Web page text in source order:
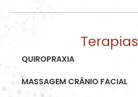
Terapias
QUIROPRAXIA
MASSAGEM CRÂNIO FACIAL